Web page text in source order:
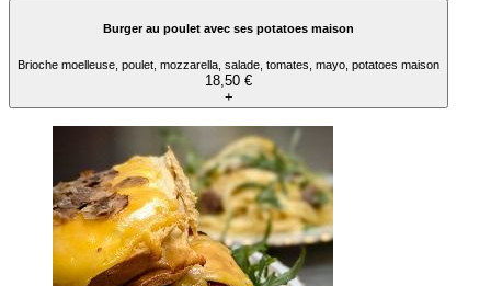
Burger au poulet avec ses potatoes maison
Brioche moelleuse, poulet, mozzarella, salade, tomates, mayo, potatoes maison
18,50 €
+